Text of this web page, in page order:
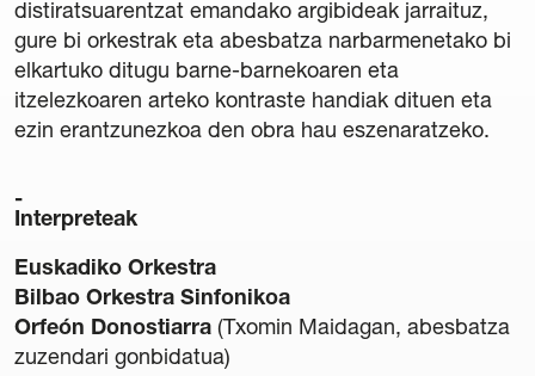
Egin zaitez Lagun
Lagunak
Babesleak
distiratsuarentzat emandako argibideak jarraituz,
gure bi orkestrak eta abesbatza narbarmenetako bi
elkartuko ditugu barne-barnekoaren eta
itzelezkoaren arteko kontraste handiak dituen eta
ezin erantzunezkoa den obra hau eszenaratzeko.
Interpreteak
Euskadiko Orkestra
Bilbao Orkestra Sinfonikoa
Orfeón Donostiarra (Txomin Maidagan, abesbatza
zuzendari gonbidatua)